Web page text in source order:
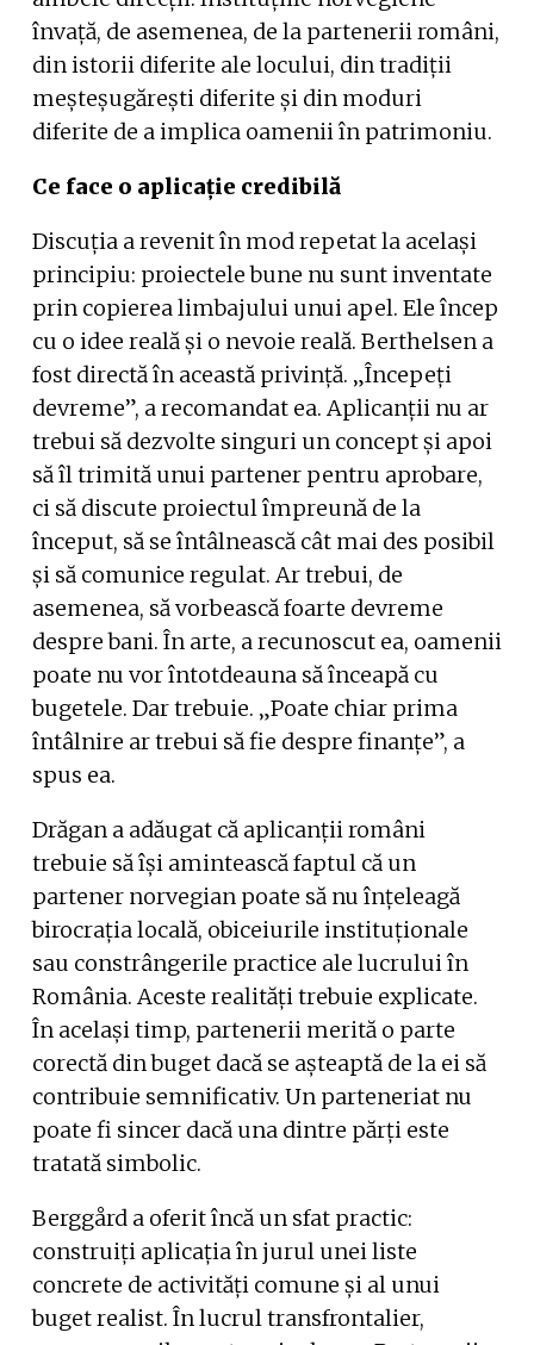
învață, de asemenea, de la partenerii români,
din istorii diferite ale locului, din tradiții
meșteșugărești diferite și din moduri
diferite de a implica oamenii în patrimoniu.
Ce face o aplicație credibilă
Discuția a revenit în mod repetat la același
principiu: proiectele bune nu sunt inventate
prin copierea limbajului unui apel. Ele încep
cu o idee reală și o nevoie reală. Berthelsen a
fost directă în această privință. „Începeți
devreme”, a recomandat ea. Aplicanții nu ar
trebui să dezvolte singuri un concept și apoi
să îl trimită unui partener pentru aprobare,
ci să discute proiectul împreună de la
început, să se întâlnească cât mai des posibil
și să comunice regulat. Ar trebui, de
asemenea, să vorbească foarte devreme
despre bani. În arte, a recunoscut ea, oamenii
poate nu vor întotdeauna să înceapă cu
bugetele. Dar trebuie. „Poate chiar prima
întâlnire ar trebui să fie despre finanțe”, a
spus ea.
Drăgan a adăugat că aplicanții români
trebuie să își amintească faptul că un
partener norvegian poate să nu înțeleagă
birocrația locală, obiceiurile instituționale
sau constrângerile practice ale lucrului în
România. Aceste realități trebuie explicate.
În același timp, partenerii merită o parte
corectă din buget dacă se așteaptă de la ei să
contribuie semnificativ. Un parteneriat nu
poate fi sincer dacă una dintre părți este
tratată simbolic.
Berggård a oferit încă un sfat practic:
construiți aplicația în jurul unei liste
concrete de activități comune și al unui
buget realist. În lucrul transfrontalier,